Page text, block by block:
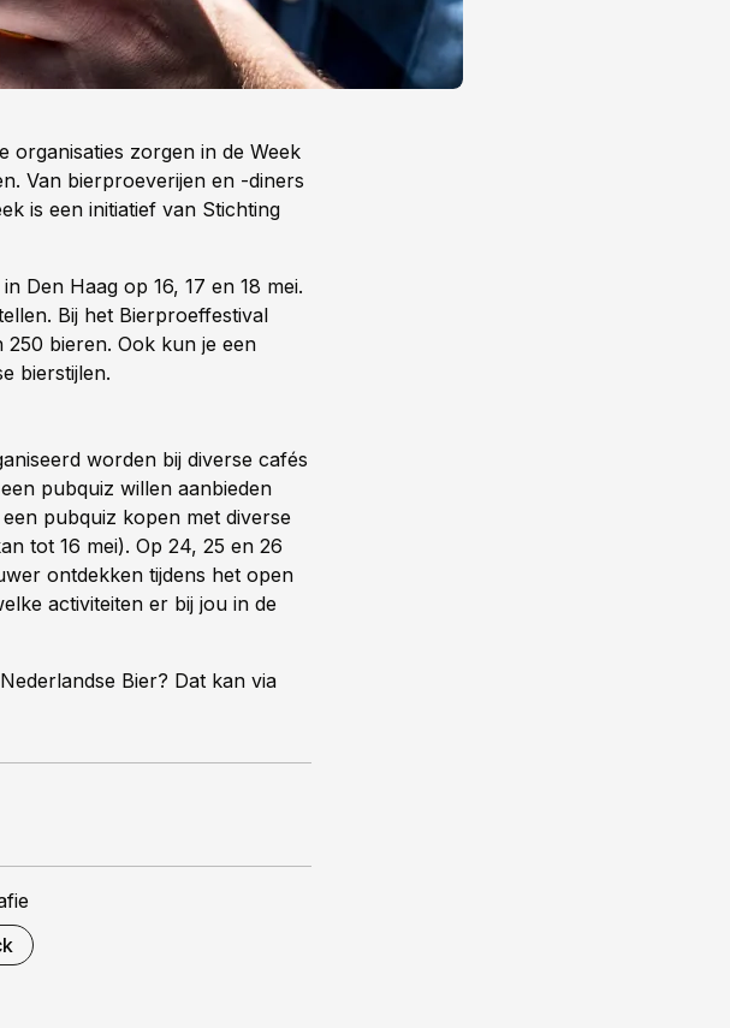
organisaties zorgen in de Week
Van bierproeverijen en -diners
is een initiatief van Stichting
Den Haag op 16, 17 en 18 mei.
Bij het Bierproeffestival
bieren. Ook kun je een
bierstijlen.
worden bij diverse cafés
pubquiz willen aanbieden
pubquiz kopen met diverse
tot 16 mei). Op 24, 25 en 26
ontdekken tijdens het open
activiteiten er bij jou in de
Bier? Dat kan via